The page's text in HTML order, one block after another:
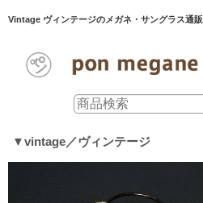
Vintage ヴィンテージのメガネ・サングラス通販
▼vintage／ヴィンテージ